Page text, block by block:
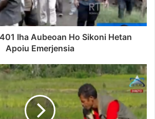
Iha Aubeoan Ho Sikoni Hetan
Apoiu Emerjensia